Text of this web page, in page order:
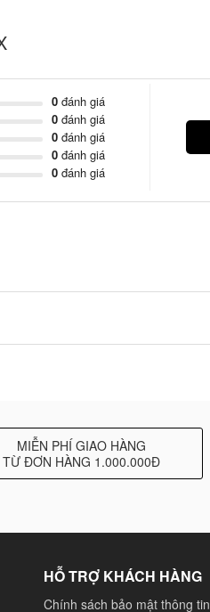
0đánh giá
0đánh giá
0đánh giá
0đánh giá
0đánh giá
MIỄN PHÍ GIAO HÀNG
TỪ ĐƠN HÀNG 1.000.000Đ
HỖ TRỢ KHÁCH HÀNG
Chính sách bảo mật thông tin